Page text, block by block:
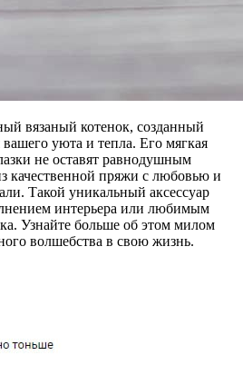
вязаный котенок, созданный
уюта и тепла. Его мягкая
не оставят равнодушным
качественной пряжи с любовью и
Такой уникальный аксессуар
интерьера или любимым
Узнайте больше об этом милом
волшебства в свою жизнь.